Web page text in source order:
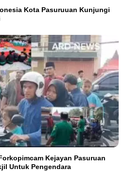
Kota Pasuruuan Kunjungi
Kejayan Pasuruan
Untuk Pengendara